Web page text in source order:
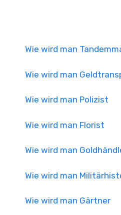
Wie wird man
Wie wird man
Wie wird man Polizist
Wie wird man Florist
Wie wird man
Wie wird man
Wie wird man Gärtner